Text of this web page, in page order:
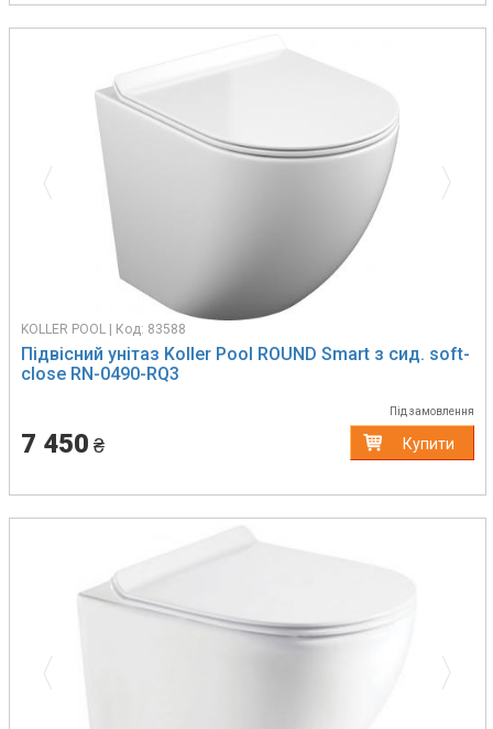
Previous
KOLLER POOL | Код: 83588
Підвісний унітаз Koller Pool ROUND Smart з сид. soft-
close RN-0490-RQ3
Під замовлення
7 450 ₴ Купити
Previous